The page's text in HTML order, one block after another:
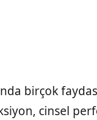
birçok
cinsel